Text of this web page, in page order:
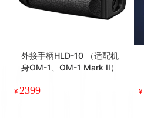
外接手柄HLD-10 （适配机
身OM-1、OM-1 Mark II）
¥ 2399 ¥